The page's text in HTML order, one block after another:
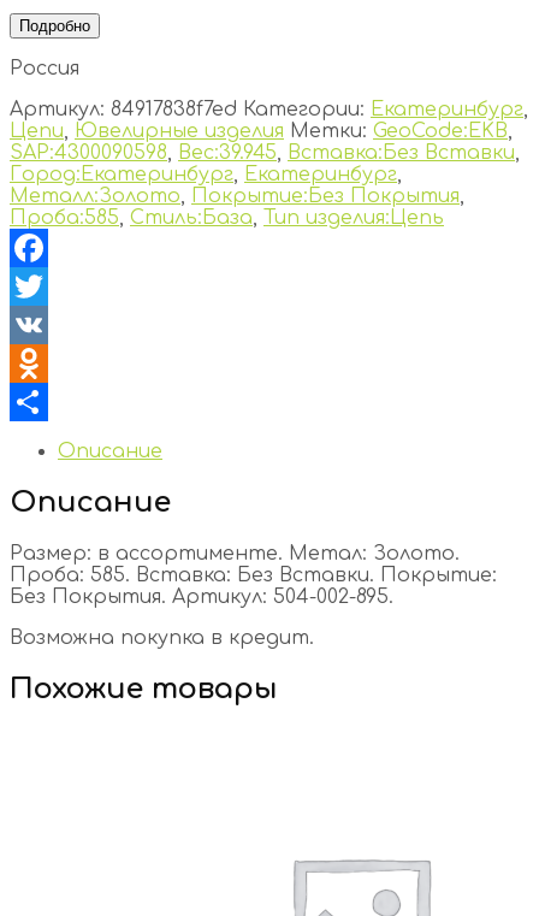
Подробно
Россия
Артикул: 84917838f7ed Категории: Екатеринбург,
Цепи, Ювелирные изделия Метки: GeoCode:EKB,
SAP:4300090598, Вес:39.945, Вставка:Без Вставки,
Город:Екатеринбург, Екатеринбург,
Металл:Золото, Покрытие:Без Покрытия,
Проба:585, Стиль:База, Тип изделия:Цепь
Facebook
Twitter
VK
Odnoklassniki
Отправить
Описание
Описание
Размер: в ассортименте. Метал: Золото.
Проба: 585. Вставка: Без Вставки. Покрытие:
Без Покрытия. Артикул: 504-002-895.
Возможна покупка в кредит.
Похожие товары